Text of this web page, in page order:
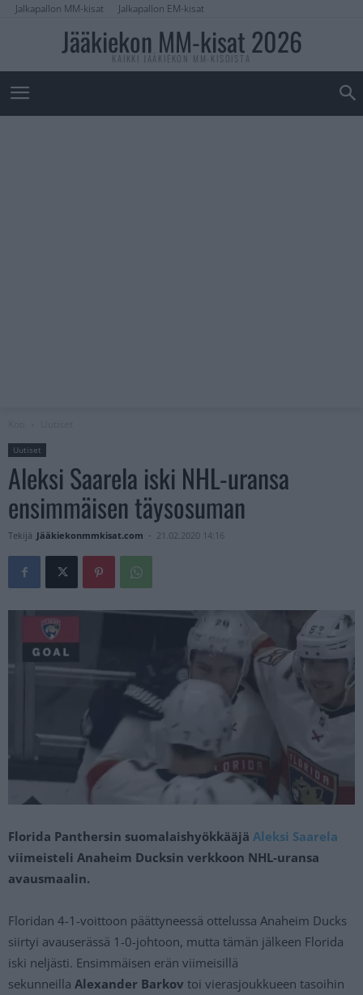
Jalkapallon MM-kisat Jalkapallon EM-kisat
Jääkiekon MM-kisat 2026
KAIKKI JÄÄKIEKON MM-KISOISTA
Uutiset
Aleksi Saarela iski NHL-uransa
ensimmäisen täysosuman
Tekijä Jääkiekonmmkisat.com - 21.02.2020 14:16
Florida Panthersin suomalaishyökkääjä Aleksi Saarela
viimeisteli Anaheim Ducksin verkkoon NHL-uransa
avausmaalin.
Floridan 4-1-voittoon päättyneessä ottelussa Anaheim Ducks
siirtyi avauserässä 1-0-johtoon, mutta tämän jälkeen Florida
iski neljästi. Ensimmäisen erän viimeisillä
sekunneilla Alexander Barkov toi vierasjoukkueen tasoihin